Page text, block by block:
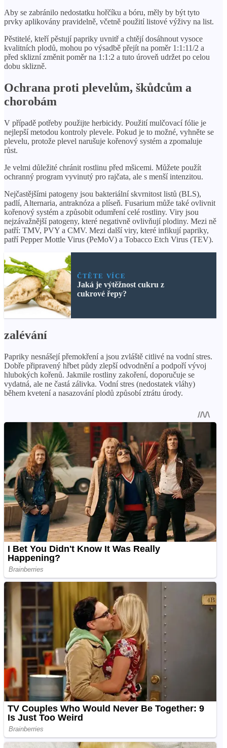
Aby se zabránilo nedostatku hořčíku a bóru, měly by být tyto
prvky aplikovány pravidelně, včetně použití listové výživy na list.
Pěstitelé, kteří pěstují papriky uvnitř a chtějí dosáhnout vysoce
kvalitních plodů, mohou po výsadbě přejít na poměr 1:1:11/2 a
před sklizní změnit poměr na 1:1:2 a tuto úroveň udržet po celou
dobu sklizně.
Ochrana proti plevelům, škůdcům a
chorobám
V případě potřeby použijte herbicidy. Použití mulčovací fólie je
nejlepší metodou kontroly plevele. Pokud je to možné, vyhněte se
plevelu, protože plevel narušuje kořenový systém a zpomaluje
růst.
Je velmi důležité chránit rostlinu před mšicemi. Můžete použít
ochranný program vyvinutý pro rajčata, ale s menší intenzitou.
Nejčastějšími patogeny jsou bakteriální skvrnitost listů (BLS),
padlí, Alternaria, antraknóza a plíseň. Fusarium může také ovlivnit
kořenový systém a způsobit odumření celé rostliny. Viry jsou
nejzávažnější patogeny, které negativně ovlivňují plodiny. Mezi ně
patří: TMV, PVY a CMV. Mezi další viry, které infikují papriky,
patří Pepper Mottle Virus (PeMoV) a Tobacco Etch Virus (TEV).
ČTĚTE VÍCE
Jaká je výtěžnost cukru z
cukrové řepy?
zalévání
Papriky nesnášejí přemokření a jsou zvláště citlivé na vodní stres.
Dobře připravený hřbet půdy zlepší odvodnění a podpoří vývoj
hlubokých kořenů. Jakmile rostliny zakoření, doporučuje se
vydatná, ale ne častá zálivka. Vodní stres (nedostatek vláhy)
během kvetení a nasazování plodů způsobí ztrátu úrody.